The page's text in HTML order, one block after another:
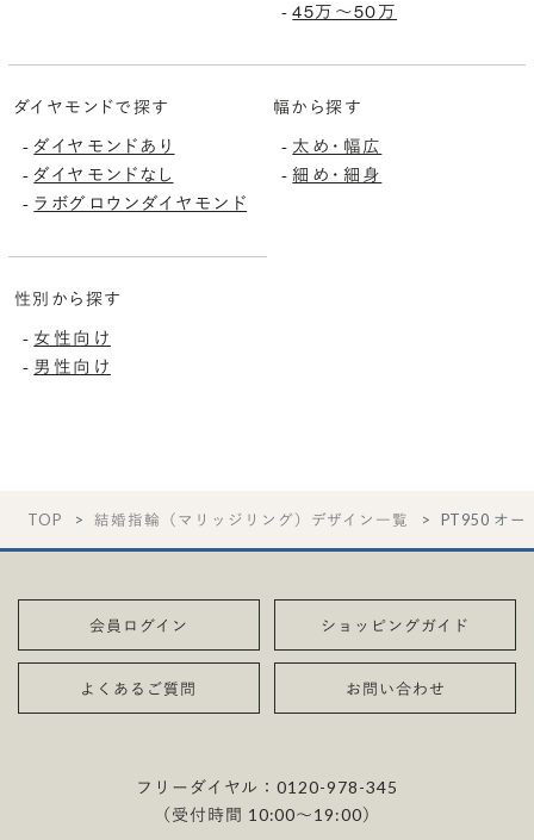
-45万〜50万
ダイヤモンドで探す
-ダイヤモンドあり
-ダイヤモンドなし
- ラボグロウンダイヤモンド
幅から探す
- 太め・幅広
-細め・細身
性別から探す
- 女性向け
- 男性向け
TOP 結婚指輪（マリッジリング）デザイン一覧 PT950 オー
会員ログイン ショッピングガイド
よくあるご質問 お問い合わせ
フリーダイヤル：0120-978-345
（受付時間 10:00〜19:00）